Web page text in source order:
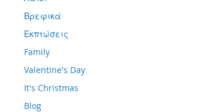
Βρεφικά
Εκπτώσεις
Family
Valentine's Day
It's Christmas
Blog